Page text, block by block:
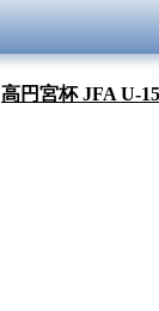
高円宮杯 JFA U-